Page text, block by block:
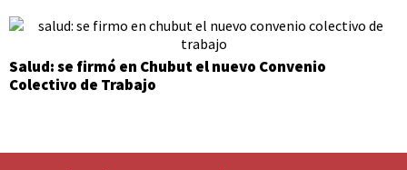
Salud: se firmó en Chubut el nuevo Convenio
Colectivo de Trabajo